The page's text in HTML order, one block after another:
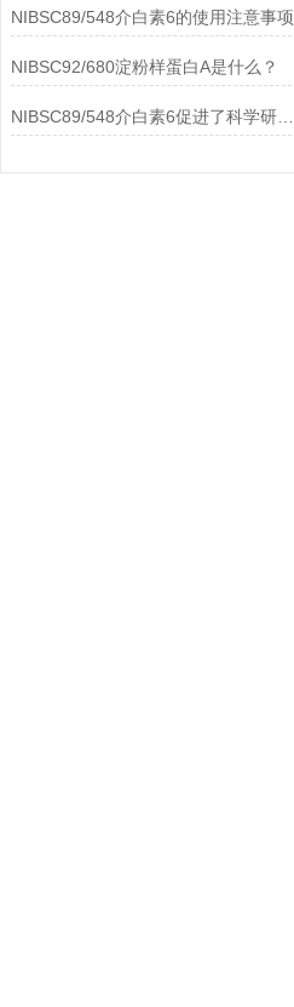
NIBSC89/548介白素6的使用注意事项
NIBSC92/680淀粉样蛋白A是什么？
NIBSC89/548介白素6促进了科学研究的进步